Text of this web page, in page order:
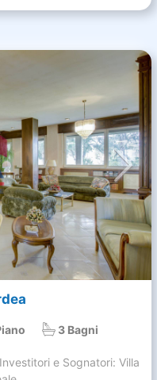
3 Bagni
e Sognatori: Villa